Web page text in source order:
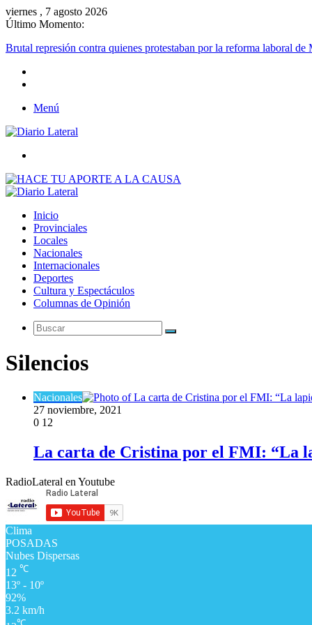
viernes , 7 agosto 2026
Último Momento:
Brutal represión contra quienes protestaban por la reforma laboral de
Menú
Inicio
Provinciales
Locales
Nacionales
Internacionales
Deportes
Cultura y Espectáculos
Columnas de Opinión
Buscar
Silencios
Nacionales
27 noviembre, 2021
0 12
La carta de Cristina por el FMI: “La
RadioLateral en Youtube
Clima
POSADAS
Nubes Dispersas
12 ℃
13º - 10º
92%
3.2 km/h